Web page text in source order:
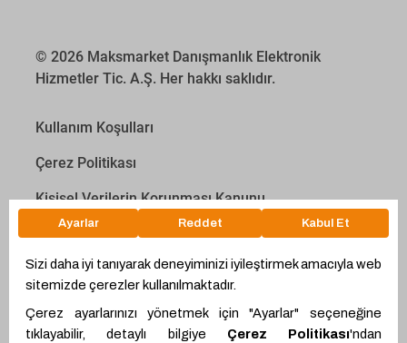
WhatsApp
Teklif Hattı
© 2026 Maksmarket Danışmanlık Elektronik
Hizmetler Tic. A.Ş. Her hakkı saklıdır.
Kullanım Koşulları
Çerez Politikası
Kişisel Verilerin Korunması Kanunu
İletişim Aydınlatma Metni
Proyakıt
Ödeme Hesaplama Aracı